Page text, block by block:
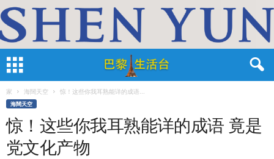
家 海闊天空 惊！这些你我耳熟能详的成语...
海闊天空
惊！这些你我耳熟能详的成语 竟是
党文化产物